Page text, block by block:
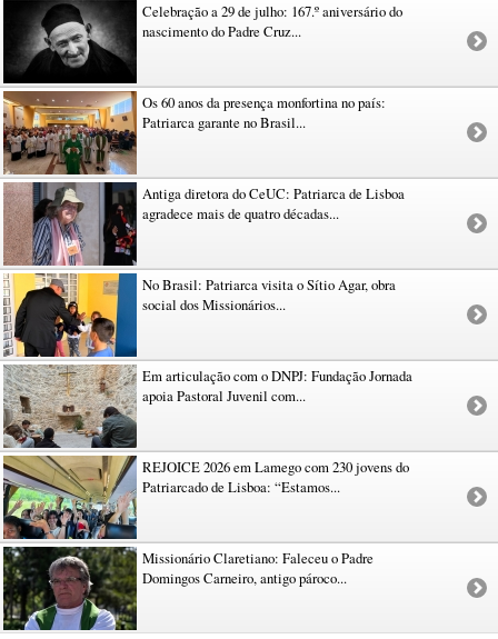
Celebração a 29 de julho: 167.º aniversário do
nascimento do Padre Cruz...
Os 60 anos da presença monfortina no país:
Patriarca garante no Brasil...
Antiga diretora do CeUC: Patriarca de Lisboa
agradece mais de quatro décadas...
No Brasil: Patriarca visita o Sítio Agar, obra
social dos Missionários...
Em articulação com o DNPJ: Fundação Jornada
apoia Pastoral Juvenil com...
REJOICE 2026 em Lamego com 230 jovens do
Patriarcado de Lisboa: “Estamos...
Missionário Claretiano: Faleceu o Padre
Domingos Carneiro, antigo pároco...